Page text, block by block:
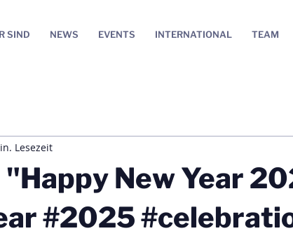
SIND NEWS EVENTS INTERNATIONAL TEAM
New Year
#2025
Lesezeit